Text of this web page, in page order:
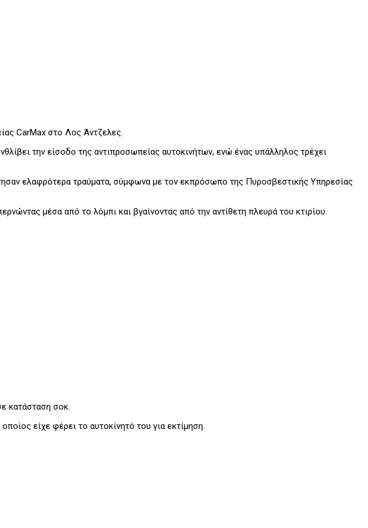
CarMax στο Λος Άντζελες.
την είσοδο της αντιπροσωπείας αυτοκινήτων, ενώ ένας υπάλληλος τρέχει
ελαφρότερα τραύματα, σύμφωνα με τον εκπρόσωπο της Πυροσβεστικής Υπηρεσίας
μέσα από το λόμπι και βγαίνοντας από την αντίθετη πλευρά του κτιρίου.
κατάσταση σοκ.
είχε φέρει το αυτοκίνητό του για εκτίμηση.